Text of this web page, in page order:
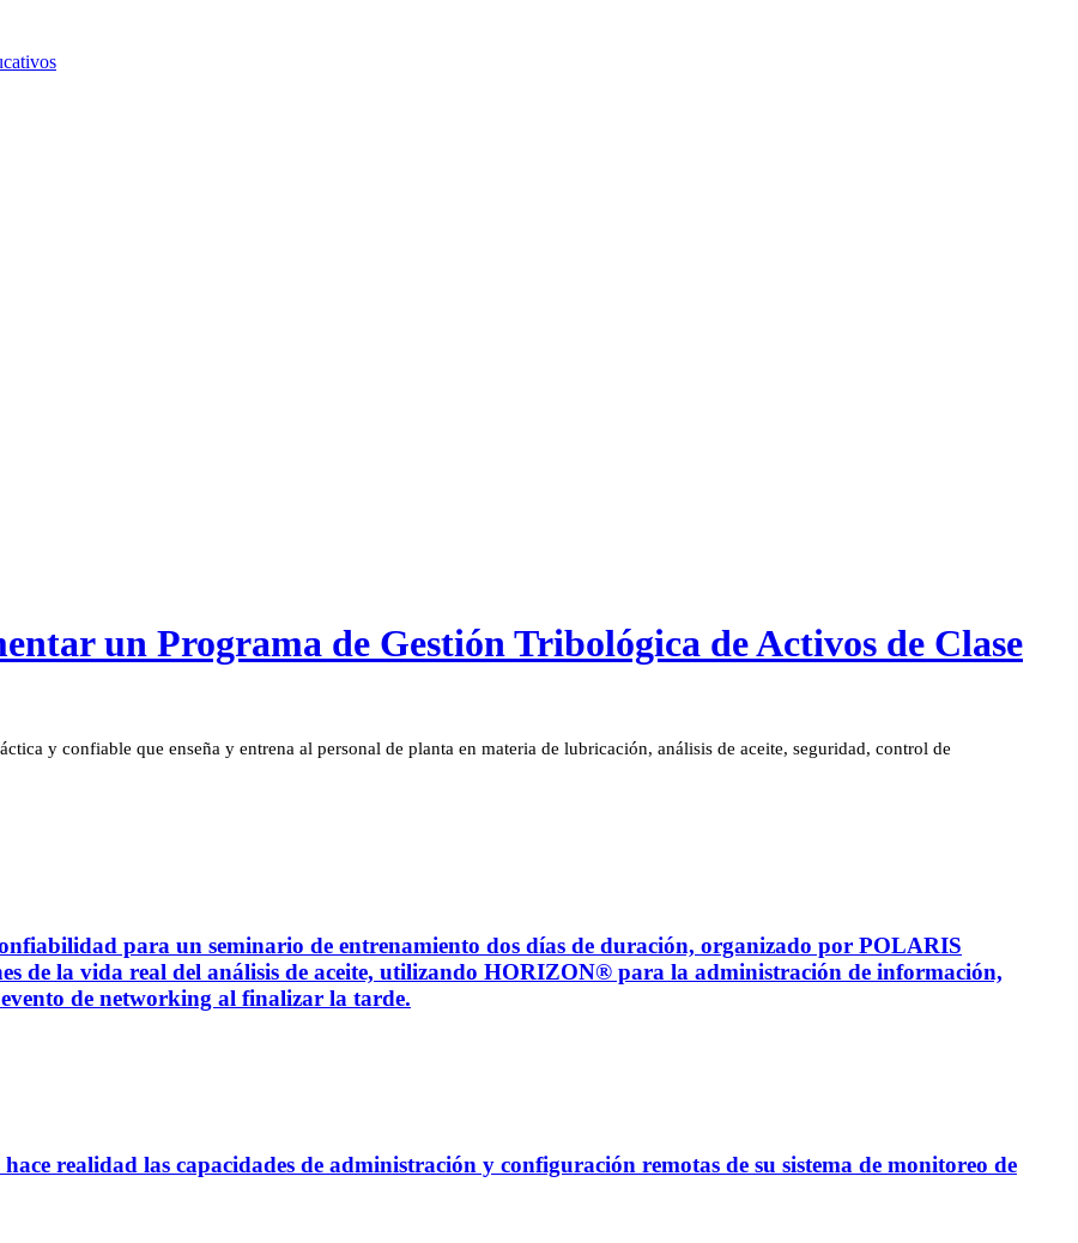
un Programa de Gestión Tribológica de Activos de Clase
y confiable que enseña y entrena al personal de planta en materia de lubricación, análisis de aceite, seguridad, control de
para un seminario de entrenamiento dos días de duración, organizado por POLARIS
de la vida real del análisis de aceite, utilizando HORIZON® para la administración de información,
de networking al finalizar la tarde.
realidad las capacidades de administración y configuración remotas de su sistema de monitoreo de